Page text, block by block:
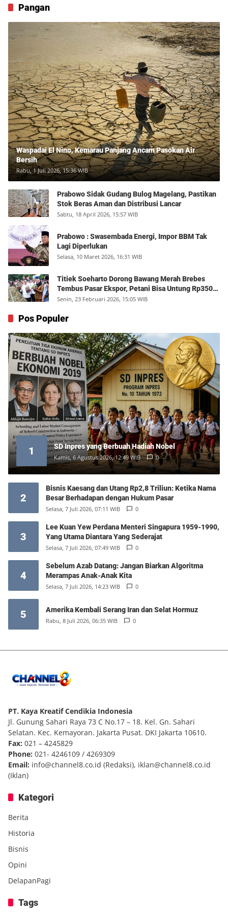
Pangan
Waspadai El Nino, Kemarau Panjang Ancam Pasokan Air
Bersih
Rabu, 1 Juli 2026, 15:36 WIB
Prabowo Sidak Gudang Bulog Magelang, Pastikan
Stok Beras Aman dan Distribusi Lancar
Sabtu, 18 April 2026, 15:57 WIB
Prabowo : Swasembada Energi, Impor BBM Tak
Lagi Diperlukan
Selasa, 10 Maret 2026, 16:31 WIB
Titiek Soeharto Dorong Bawang Merah Brebes
Tembus Pasar Ekspor, Petani Bisa Untung Rp350
Juta per Hektare
Senin, 23 Februari 2026, 15:05 WIB
Pos Populer
1 SD Inpres yang Berbuah Hadiah Nobel
Kamis, 6 Agustus 2026, 12:49 WIB 0
2
Bisnis Kaesang dan Utang Rp2,8 Triliun: Ketika Nama
Besar Berhadapan dengan Hukum Pasar
Selasa, 7 Juli 2026, 07:11 WIB 0
3
Lee Kuan Yew Perdana Menteri Singapura 1959-1990,
Yang Utama Diantara Yang Sederajat
Selasa, 7 Juli 2026, 07:49 WIB 0
4
Sebelum Azab Datang: Jangan Biarkan Algoritma
Merampas Anak-Anak Kita
Selasa, 7 Juli 2026, 14:23 WIB 0
5 Amerika Kembali Serang Iran dan Selat Hormuz
Rabu, 8 Juli 2026, 06:35 WIB 0
PT. Kaya Kreatif Cendikia Indonesia
Jl. Gunung Sahari Raya 73 C No.17 – 18. Kel. Gn. Sahari
Selatan. Kec. Kemayoran. Jakarta Pusat. DKI Jakarta 10610.
Fax: 021 – 4245829
Phone: 021- 4246109 / 4269309
Email: info@channel8.co.id (Redaksi), iklan@channel8.co.id
(Iklan)
Kategori
Berita
Historia
Bisnis
Opini
DelapanPagi
Tags